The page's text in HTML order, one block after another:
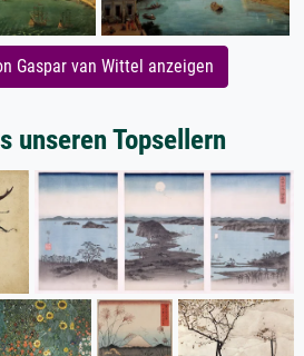
Gaspar van Wittel anzeigen
unseren Topsellern